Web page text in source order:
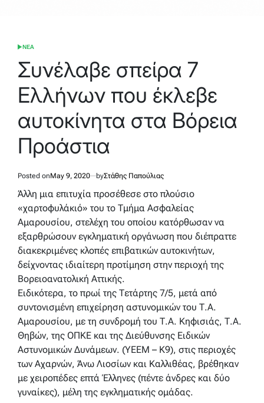
POSTED
ΝΕΑ
Συνέλαβε σπείρα 7
Ελλήνων που έκλεβε
αυτοκίνητα στα Βόρεια
Προάστια
Posted onMay 9, 2020 byΣτάθης Παπούλιας
Άλλη μια επιτυχία προσέθεσε στο πλούσιο
«χαρτοφυλάκιό» του το Τμήμα Ασφαλείας
Αμαρουσίου, στελέχη του οποίου κατόρθωσαν να
εξαρθρώσουν εγκληματική οργάνωση που διέπραττε
διακεκριμένες κλοπές επιβατικών αυτοκινήτων,
δείχνοντας ιδιαίτερη προτίμηση στην περιοχή της
Βορειοανατολική Αττικής.
Ειδικότερα, το πρωί της Τετάρτης 7/5, μετά από
συντονισμένη επιχείρηση αστυνομικών του Τ.Α.
Αμαρουσίου, με τη συνδρομή του Τ.Α. Κηφισιάς, Τ.Α.
Θηβών, της ΟΠΚΕ και της Διεύθυνσης Ειδικών
Αστυνομικών Δυνάμεων. (ΥΕΕΜ – Κ9), στις περιοχές
των Αχαρνών, Άνω Λιοσίων και Καλλιθέας, βρέθηκαν
με χειροπέδες επτά Έλληνες (πέντε άνδρες και δύο
γυναίκες), μέλη της εγκληματικής ομάδας.